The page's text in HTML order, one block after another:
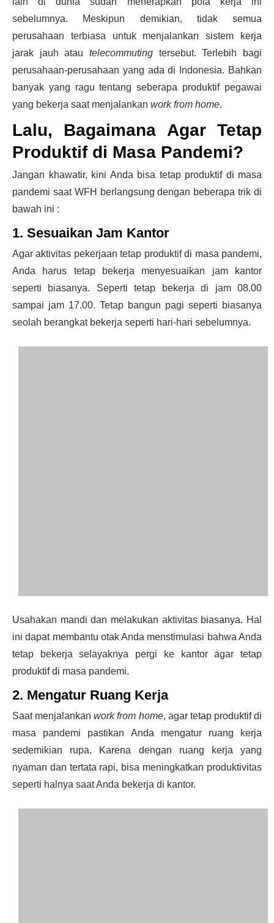
sebelumnya. Meskipun demikian, tidak semua
perusahaan terbiasa untuk menjalankan sistem kerja
jarak jauh atau telecommuting tersebut. Terlebih bagi
perusahaan-perusahaan yang ada di Indonesia. Bahkan
banyak yang ragu tentang seberapa produktif pegawai
yang bekerja saat menjalankan work from home.
Lalu, Bagaimana Agar Tetap
Produktif di Masa Pandemi?
Jangan khawatir, kini Anda bisa tetap produktif di masa
pandemi saat WFH berlangsung dengan beberapa trik di
bawah ini :
1. Sesuaikan Jam Kantor
Agar aktivitas pekerjaan tetap produktif di masa pandemi,
Anda harus tetap bekerja menyesuaikan jam kantor
seperti biasanya. Seperti tetap bekerja di jam 08.00
sampai jam 17.00. Tetap bangun pagi seperti biasanya
seolah berangkat bekerja seperti hari-hari sebelumnya.
Usahakan mandi dan melakukan aktivitas biasanya. Hal
ini dapat membantu otak Anda menstimulasi bahwa Anda
tetap bekerja selayaknya pergi ke kantor agar tetap
produktif di masa pandemi.
2. Mengatur Ruang Kerja
Saat menjalankanwork from home, agar tetap produktif di
masa pandemi pastikan Anda mengatur ruang kerja
sedemikian rupa. Karena dengan ruang kerja yang
nyaman dan tertata rapi, bisa meningkatkan produktivitas
seperti halnya saat Anda bekerja di kantor.